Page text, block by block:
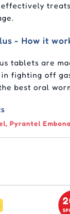
- How it
tablets are
fighting off
best oral
Pyrantel